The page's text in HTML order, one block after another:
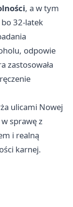
, a w tym
32-latek
odpowie
zastosowała
ulicami Nowej
sprawę z
i realną
karnej.